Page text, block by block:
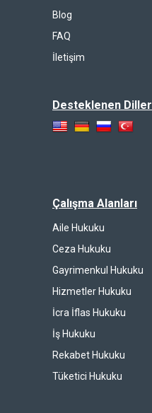
Blog
FAQ
İletişim
Desteklenen Diller
Çalışma Alanları
Aile Hukuku
Ceza Hukuku
Gayrimenkul Hukuku
Hizmetler Hukuku
İcra İflas Hukuku
İş Hukuku
Rekabet Hukuku
Tüketici Hukuku